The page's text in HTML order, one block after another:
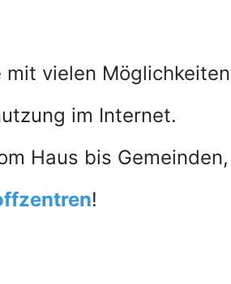
vielen Möglichkeiten
im Internet.
Haus bis Gemeinden,
!